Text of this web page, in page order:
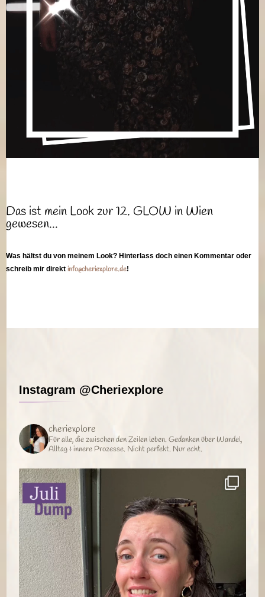
Das ist mein Look zur 12. GLOW in Wien
gewesen...
Was hältst du von meinem Look? Hinterlass doch einen Kommentar oder
schreib mir direkt info@cheriexplore.de!
Instagram @Cheriexplore
cheriexplore
Für alle, die zwischen den Zeilen leben. Gedanken über Wandel,
Alltag & innere Prozesse. Nicht perfekt. Nur echt.